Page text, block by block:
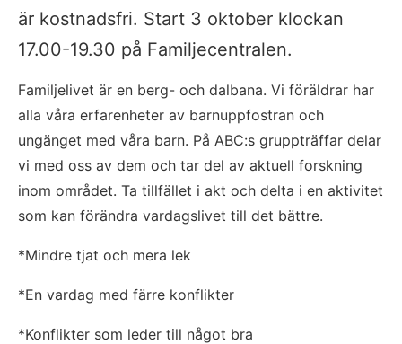
är kostnadsfri. Start 3 oktober klockan
17.00-19.30 på Familjecentralen.
Familjelivet är en berg- och dalbana. Vi föräldrar har
alla våra erfarenheter av barnuppfostran och
ungänget med våra barn. På ABC:s gruppträffar delar
vi med oss av dem och tar del av aktuell forskning
inom området. Ta tillfället i akt och delta i en aktivitet
som kan förändra vardagslivet till det bättre.
*Mindre tjat och mera lek
*En vardag med färre konflikter
*Konflikter som leder till något bra